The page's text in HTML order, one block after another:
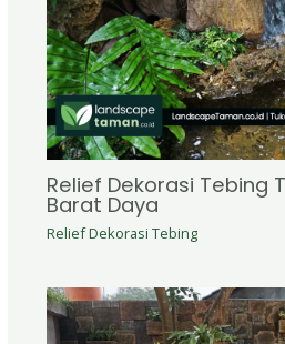
Relief Dekorasi Tebing
Barat Daya
Relief Dekorasi Tebing